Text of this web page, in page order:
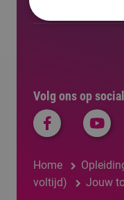
Volg ons op
Home
voltijd)
Jouw